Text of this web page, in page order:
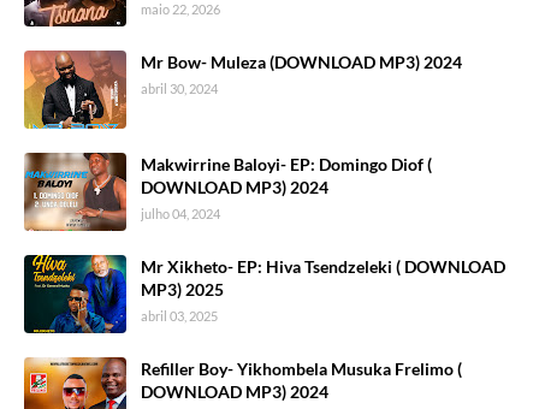
maio 22, 2026
Mr Bow- Muleza (DOWNLOAD MP3) 2024
abril 30, 2024
Makwirrine Baloyi- EP: Domingo Diof (
DOWNLOAD MP3) 2024
julho 04, 2024
Mr Xikheto- EP: Hiva Tsendzeleki ( DOWNLOAD
MP3) 2025
abril 03, 2025
Refiller Boy- Yikhombela Musuka Frelimo (
DOWNLOAD MP3) 2024